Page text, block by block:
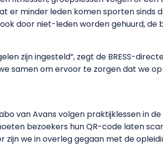
er minder leden komen sporten sinds
door niet-leden worden gehuurd,
zijn ingesteld”, zegt de BRESS-
samen om ervoor te zorgen dat we
van Avans volgen praktijklessen in de
bezoekers hun QR-code laten
zijn we in overleg gegaan met de